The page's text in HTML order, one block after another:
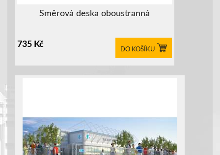
Směrová deska oboustranná
735 Kč
DO KOŠÍKU